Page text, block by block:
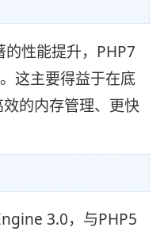
性能提升，PHP7
这主要得益于在底
的内存管理、更快
3.0，与PHP5